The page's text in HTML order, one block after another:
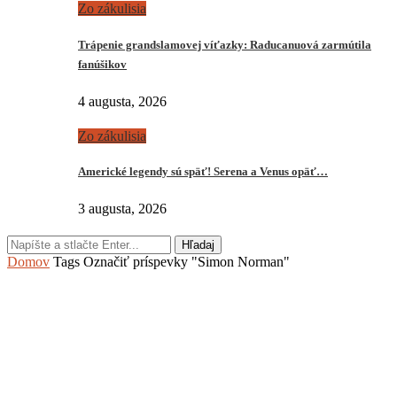
Zo zákulisia
Trápenie grandslamovej víťazky: Raducanuová zarmútila
fanúšikov
4 augusta, 2026
Zo zákulisia
Americké legendy sú späť! Serena a Venus opäť…
3 augusta, 2026
Hľadaj
Domov Tags Označiť príspevky "Simon Norman"